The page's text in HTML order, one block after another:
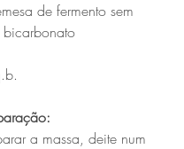
de fermento sem
bicarbonato
a massa, deite num